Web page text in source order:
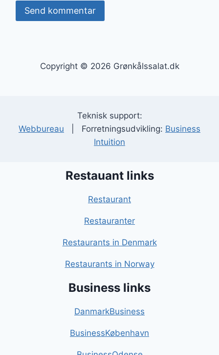
Copyright © 2026 Grønkålssalat.dk
Teknisk support:
Webbureau | Forretningsudvikling: Business
Intuition
Restauant links
Restaurant
Restauranter
Restaurants in Denmark
Restaurants in Norway
Business links
DanmarkBusiness
BusinessKøbenhavn